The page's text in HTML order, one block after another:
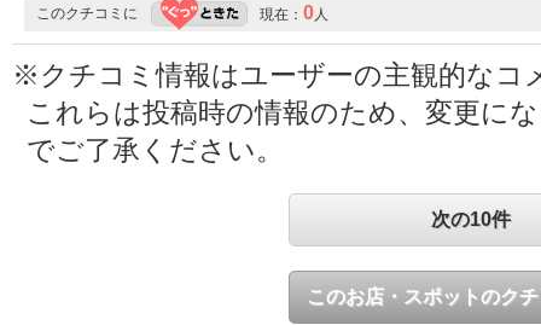
このクチコミに 現在： 0人
※クチコミ情報はユーザーの主観的なコ
これらは投稿時の情報のため、変更に
でご了承ください。
次の10件
このお店・スポットのク